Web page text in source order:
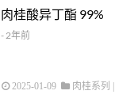
肉桂酸异丁酯 99%
- 2年前
2025-01-09 肉桂系列